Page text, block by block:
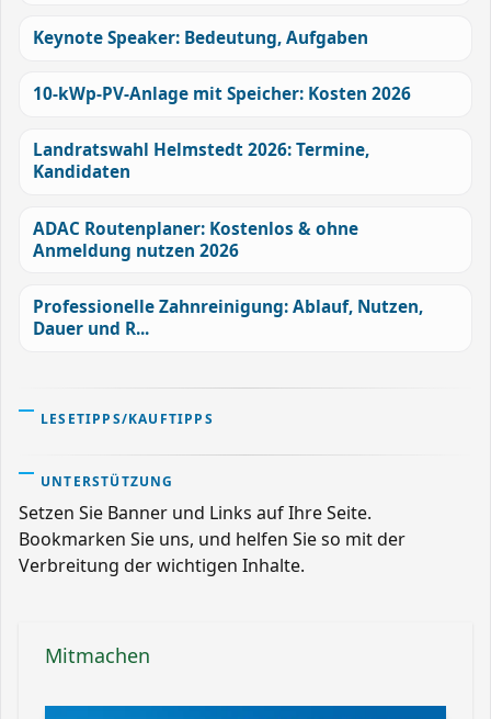
Keynote Speaker: Bedeutung, Aufgaben
10-kWp-PV-Anlage mit Speicher: Kosten 2026
Landratswahl Helmstedt 2026: Termine,
Kandidaten
ADAC Routenplaner: Kostenlos & ohne
Anmeldung nutzen 2026
Professionelle Zahnreinigung: Ablauf, Nutzen,
Dauer und R...
LESETIPPS/KAUFTIPPS
UNTERSTÜTZUNG
Setzen Sie Banner und Links auf Ihre Seite.
Bookmarken Sie uns, und helfen Sie so mit der
Verbreitung der wichtigen Inhalte.
Mitmachen